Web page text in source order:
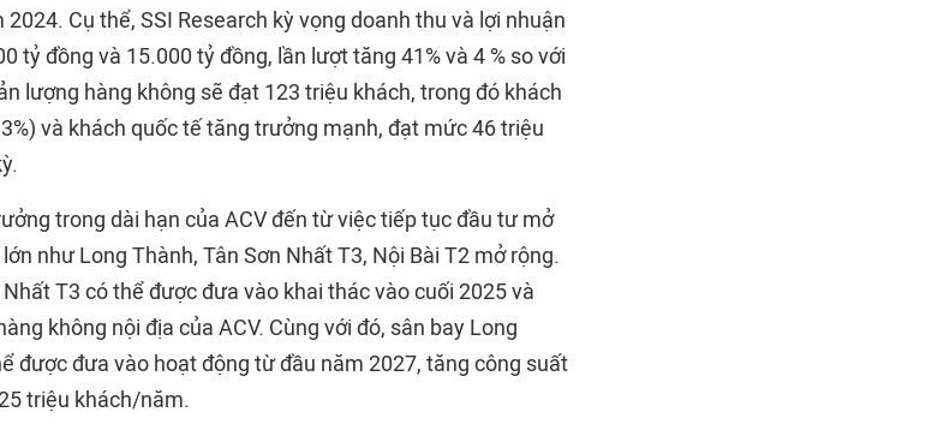
Cụ thể, SSI Research kỳ vọng doanh thu và lợi nhuận
tỷ đồng và 15.000 tỷ đồng, lần lượt tăng 41% và 4 % so với
lượng hàng không sẽ đạt 123 triệu khách, trong đó khách
và khách quốc tế tăng trưởng mạnh, đạt mức 46 triệu
trong dài hạn của ACV đến từ việc tiếp tục đầu tư mở
như Long Thành, Tân Sơn Nhất T3, Nội Bài T2 mở rộng.
T3 có thể được đưa vào khai thác vào cuối 2025 và
không nội địa của ACV. Cùng với đó, sân bay Long
được đưa vào hoạt động từ đầu năm 2027, tăng công suất
triệu khách/năm.